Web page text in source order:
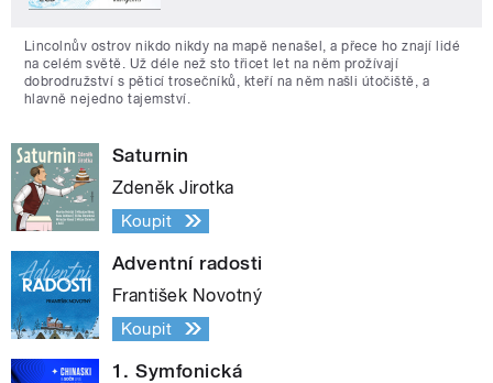
Lincolnův ostrov nikdo nikdy na mapě nenašel, a přece ho znají lidé
na celém světě. Už déle než sto třicet let na něm prožívají
dobrodružství s pěticí trosečníků, kteří na něm našli útočiště, a
hlavně nejedno tajemství.
Saturnin
Zdeněk Jirotka
Koupit
Adventní radosti
František Novotný
Koupit
1. Symfonická